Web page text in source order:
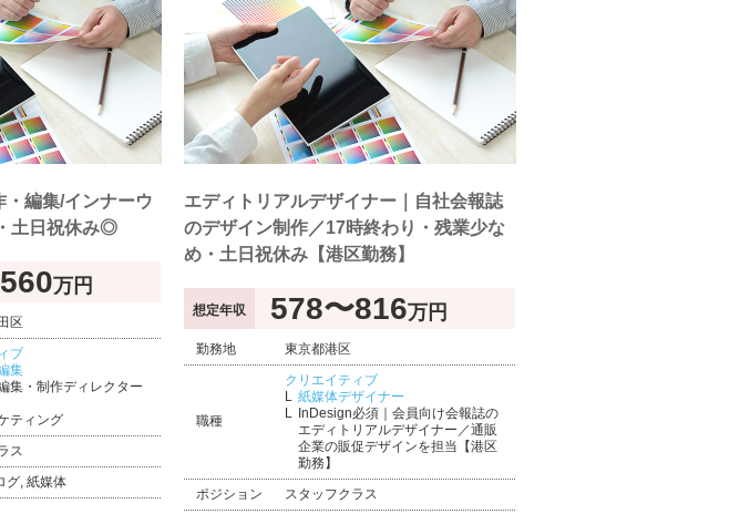
編集/インナーウ
土日祝休み◎
万円
区
ブ
集
集・制作ディレクター
ティング
ス
グ, 紙媒体
エディトリアルデザイナー｜自社会報誌
のデザイン制作／17時終わり・残業少な
め・土日祝休み【港区勤務】
想定年収 578〜816万円
勤務地 東京都港区
職種
クリエイティブ
紙媒体デザイナー
InDesign必須｜会員向け会報誌の
エディトリアルデザイナー／通販
企業の販促デザインを担当【港区
勤務】
ポジション
スタッフクラス